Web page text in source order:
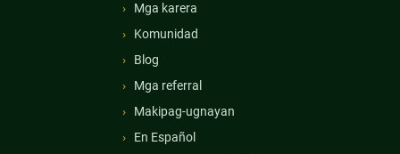
Mga karera
Komunidad
Blog
Mga referral
Makipag-ugnayan
En Español